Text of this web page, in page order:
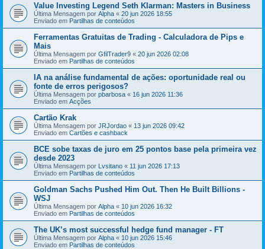
Value Investing Legend Seth Klarman: Masters in Business
Última Mensagem por Alpha « 20 jun 2026 18:55
Enviado em Partilhas de conteúdos
Ferramentas Gratuitas de Trading - Calculadora de Pips e
Mais
Última Mensagem por GfilTrader9 « 20 jun 2026 02:08
Enviado em Partilhas de conteúdos
IA na análise fundamental de ações: oportunidade real ou
fonte de erros perigosos?
Última Mensagem por pbarbosa « 16 jun 2026 11:36
Enviado em Acções
Cartão Krak
Última Mensagem por JRJordao « 13 jun 2026 09:42
Enviado em Cartões e cashback
BCE sobe taxas de juro em 25 pontos base pela primeira vez
desde 2023
Última Mensagem por Lvsitano « 11 jun 2026 17:13
Enviado em Partilhas de conteúdos
Goldman Sachs Pushed Him Out. Then He Built Billions -
WSJ
Última Mensagem por Alpha « 10 jun 2026 16:32
Enviado em Partilhas de conteúdos
The UK’s most successful hedge fund manager - FT
Última Mensagem por Alpha « 10 jun 2026 15:46
Enviado em Partilhas de conteúdos